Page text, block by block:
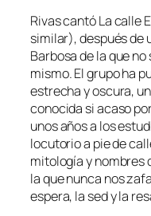
Rivas cantóLa calle
similar), después de
Barbosa de la que
mismo. El grupo ha
estrecha y oscura,
conocida si acaso
unos años a los
locutorio a pie de
mitología y nombres
la que nunca nos
espera, la sed y la